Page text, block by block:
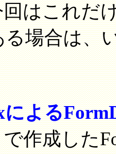
れだけ
場合は、
よる
した